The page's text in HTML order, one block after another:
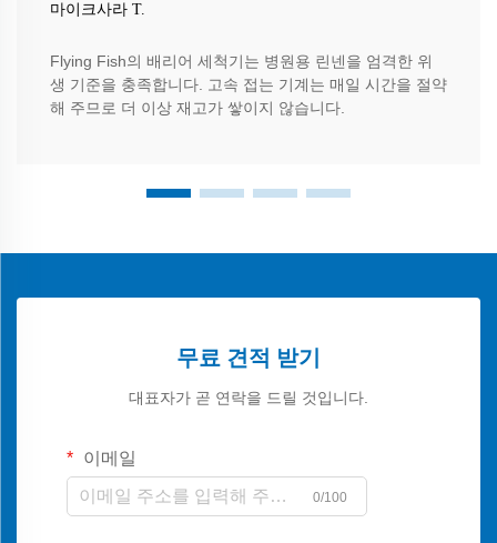
마이크사라 T.
Flying Fish의 배리어 세척기는 병원용 린넨을 엄격한 위
생 기준을 충족합니다. 고속 접는 기계는 매일 시간을 절약
해 주므로 더 이상 재고가 쌓이지 않습니다.
무료 견적 받기
대표자가 곧 연락을 드릴 것입니다.
이메일
0/100